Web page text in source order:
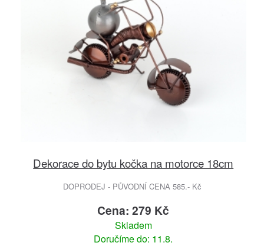
Dekorace do bytu kočka na motorce 18cm
DOPRODEJ - PŮVODNÍ CENA 585.- Kč
Cena: 279 Kč
Skladem
Doručíme do: 11.8.